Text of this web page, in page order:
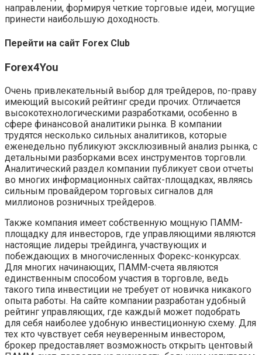
направлении, формируя четкие торговые идеи, могущие
принести наибольшую доходность.
Перейти на сайт Forex Club
Forex4You
Очень привлекательный выбор для трейдеров, по-праву
имеющий высокий рейтинг среди прочих. Отличается
высокотехнологическими разработками, особенно в
сфере финансовой аналитики рынка. В компании
трудятся несколько сильных аналитиков, которые
еженедельно публикуют эксклюзивный анализ рынка, с
детальными разборками всех инструментов торговли.
Аналитический раздел компании публикует свои отчеты
во многих информационных сайтах-площадках, являясь
сильным провайдером торговых сигналов для
миллионов розничных трейдеров.
Также компания имеет собственную мощную ПАММ-
площадку для инвесторов, где управляющими являются
настоящие лидеры трейдинга, участвующих и
побеждающих в многочисленных Форекс-конкурсах.
Для многих начинающих, ПАММ-счета являются
единственным способом участия в торговле, ведь
такого типа инвестиции не требует от новичка никакого
опыта работы. На сайте компании разработан удобный
рейтинг управляющих, где каждый может подобрать
для себя наиболее удобную инвестиционную схему. Для
тех кто чувствует себя неуверенным инвестором,
брокер предоставляет возможность открыть центовый